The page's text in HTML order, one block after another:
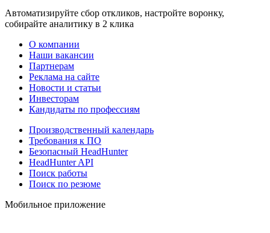
Автоматизируйте сбор откликов, настройте воронку,
собирайте аналитику в 2 клика
О компании
Наши вакансии
Партнерам
Реклама на сайте
Новости и статьи
Инвесторам
Кандидаты по профессиям
Производственный календарь
Требования к ПО
Безопасный HeadHunter
HeadHunter API
Поиск работы
Поиск по резюме
Мобильное приложение